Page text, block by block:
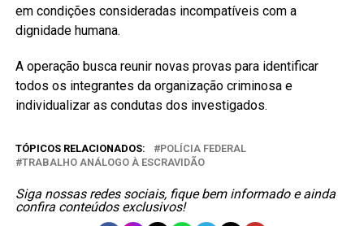
em condições consideradas incompatíveis com a
dignidade humana.
A operação busca reunir novas provas para identificar
todos os integrantes da organização criminosa e
individualizar as condutas dos investigados.
TÓPICOS RELACIONADOS:
POLÍCIA FEDERAL
TRABALHO ANÁLOGO À ESCRAVIDÃO
Siga nossas redes sociais, fique bem informado e ainda
confira conteúdos exclusivos!